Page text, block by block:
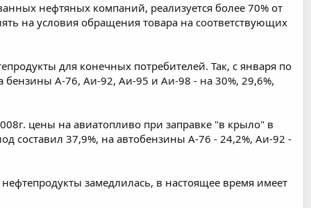
нефтяных компаний, реализуется более 70% от
на условия обращения товара на соответствующих
для конечных потребителей. Так, с января по
А-76, Аи-92, Аи-95 и Аи-98 - на 30%, 29,6%,
цены на авиатопливо при заправке "в крыло" в
составил 37,9%, на автобензины А-76 - 24,2%, Аи-92 -
замедлилась, в настоящее время имеет